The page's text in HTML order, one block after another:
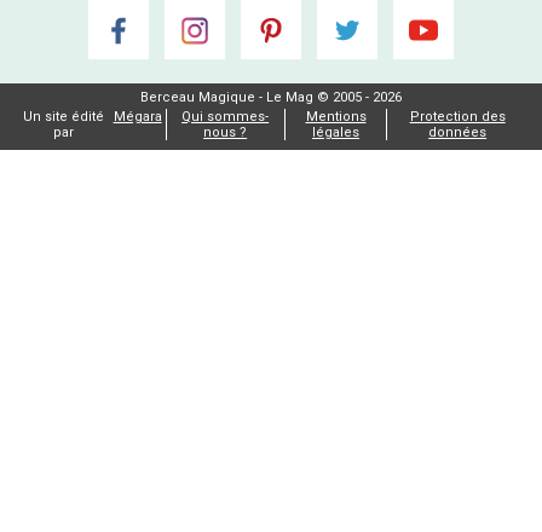
Berceau Magique - Le Mag © 2005 - 2026
Un site édité
par
Mégara
Qui sommes-
nous ?
Mentions
légales
Protection des
données